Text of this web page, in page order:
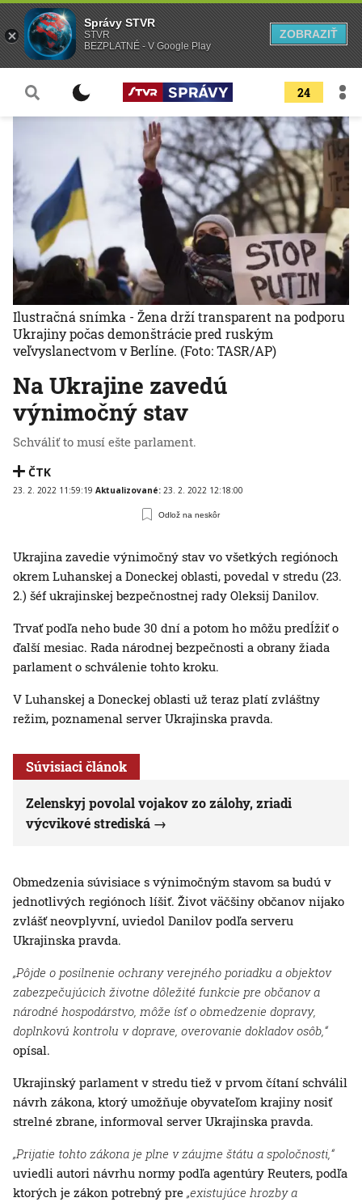
24
Na Ukrajine zavedú
výnimočný stav
Schváliť to musí ešte parlament.
ČTK
23. 2. 2022 11:59:19 Aktualizované: 23. 2. 2022 12:18:00
Odlož na neskôr
Ilustračná snímka - Žena drží transparent na podporu
Ukrajiny počas demonštrácie pred ruským
veľvyslanectvom v Berlíne. (Foto: TASR/AP)
Ukrajina zavedie výnimočný stav vo všetkých regiónoch
okrem Luhanskej a Doneckej oblasti, povedal v stredu (23.
2.) šéf ukrajinskej bezpečnostnej rady Oleksij Danilov.
Trvať podľa neho bude 30 dní a potom ho môžu predĺžiť o
ďalší mesiac. Rada národnej bezpečnosti a obrany žiada
parlament o schválenie tohto kroku.
V Luhanskej a Doneckej oblasti už teraz platí zvláštny
režim, poznamenal server Ukrajinska pravda.
Súvisiaci článok
Zelenskyj povolal vojakov zo zálohy, zriadi
výcvikové strediská
Obmedzenia súvisiace s výnimočným stavom sa budú v
jednotlivých regiónoch líšiť. Život väčšiny občanov nijako
zvlášť neovplyvní, uviedol Danilov podľa serveru
Ukrajinska pravda.
„Pôjde o posilnenie ochrany verejného poriadku a objektov
zabezpečujúcich životne dôležité funkcie pre občanov a
národné hospodárstvo, môže ísť o obmedzenie dopravy,
doplnkovú kontrolu v doprave, overovanie dokladov osôb,“
opísal.
Ukrajinský parlament v stredu tiež v prvom čítaní schválil
návrh zákona, ktorý umožňuje obyvateľom krajiny nosiť
strelné zbrane, informoval server Ukrajinska pravda.
„Prijatie tohto zákona je plne v záujme štátu a spoločnosti,“
uviedli autori návrhu normy podľa agentúry Reuters, podľa
ktorých je zákon potrebný pre „existujúce hrozby a
Správy STVR
STVR
BEZPLATNÉ - V Google Play
ZOBRAZIŤ